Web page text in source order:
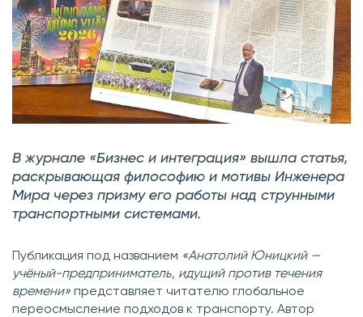
В журнале «Бизнес и интеграция» вышла статья,
раскрывающая философию и мотивы Инженера
Мира через призму его работы над струнными
транспортными системами.
Публикация под названием «Анатолий Юницкий —
учёный-предприниматель, идущий против течения
времени» представляет читателю глобальное
переосмысление подходов к транспорту. Автор